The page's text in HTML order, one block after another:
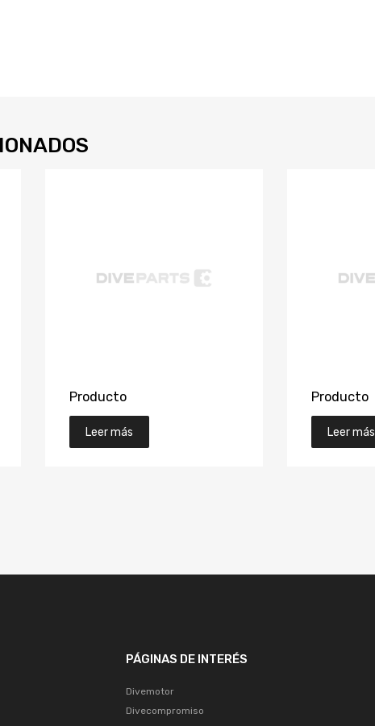
Producto
Leer más
Producto
Leer más
PÁGINAS DE INTERÉS
Divemotor
Divecompromiso